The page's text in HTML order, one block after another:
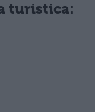
turistica: